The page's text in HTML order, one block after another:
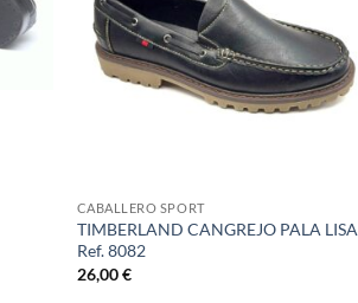
CABALLERO SPORT
TIMBERLAND CANGREJO PALA LISA
Ref. 8082
26,00€